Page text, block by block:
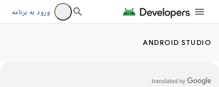
ورود به برنامه
ANDROID STUDIO